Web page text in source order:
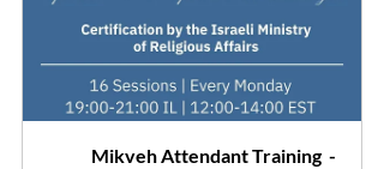
Mikveh Attendant Training  -